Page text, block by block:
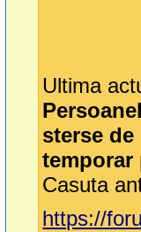
Ultima
sterse
temporar
Casuta